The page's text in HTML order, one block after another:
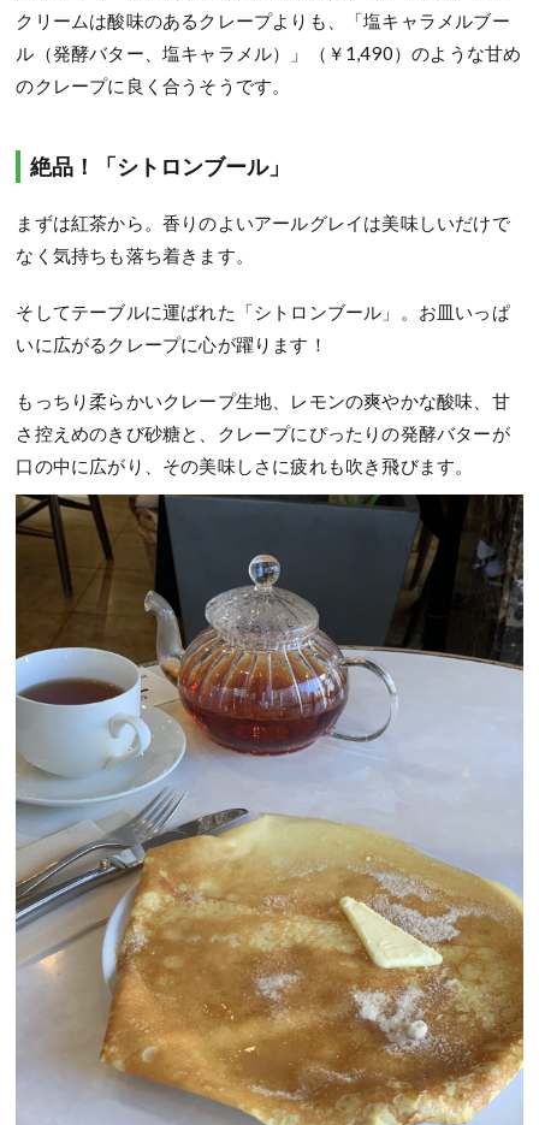
クリームは酸味のあるクレープよりも、「塩キャラメルブー
ル（発酵バター、塩キャラメル）」（￥1,490）のような甘め
のクレープに良く合うそうです。
絶品！「シトロンブール」
まずは紅茶から。香りのよいアールグレイは美味しいだけで
なく気持ちも落ち着きます。
そしてテーブルに運ばれた「シトロンブール」。お皿いっぱ
いに広がるクレープに心が躍ります！
もっちり柔らかいクレープ生地、レモンの爽やかな酸味、甘
さ控えめのきび砂糖と、クレープにぴったりの発酵バターが
口の中に広がり、その美味しさに疲れも吹き飛びます。